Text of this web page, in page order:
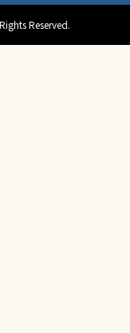
Reserved.